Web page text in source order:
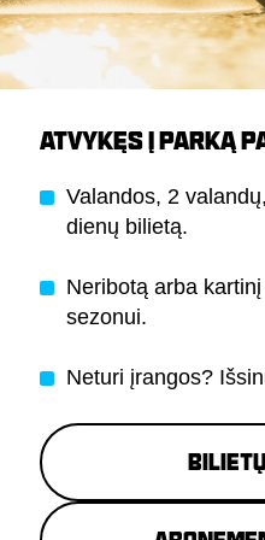
ATVYKĘS Į PARKĄ
Valandos, 2
dienų bilietą.
Neribotą arba
sezonui.
Neturi įrangos?